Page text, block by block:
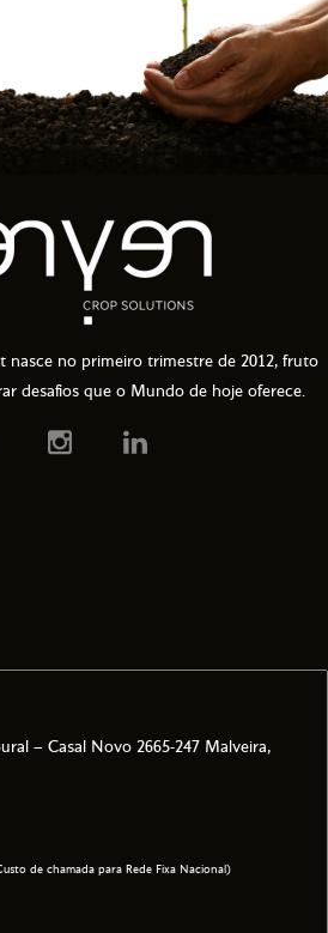
nasce no primeiro trimestre de 2012, fruto
desafios que o Mundo de hoje oferece.
– Casal Novo 2665-247 Malveira,
de chamada para Rede Fixa Nacional)